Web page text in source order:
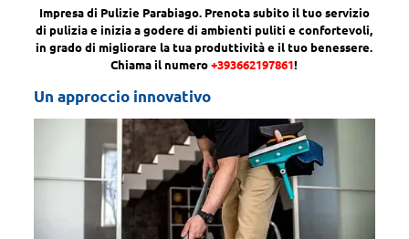
Impresa di Pulizie Parabiago. Prenota subito il tuo servizio
di pulizia e inizia a godere di ambienti puliti e confortevoli,
in grado di migliorare la tua produttività e il tuo benessere.
Chiama il numero +393662197861!
Un approccio innovativo